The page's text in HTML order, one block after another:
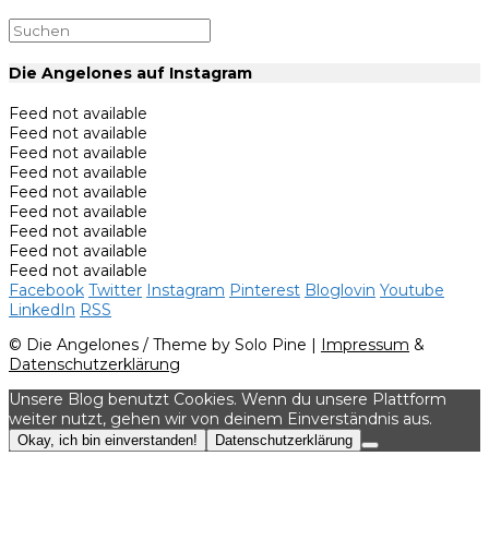
Die Angelones auf Instagram
Feed not available
Feed not available
Feed not available
Feed not available
Feed not available
Feed not available
Feed not available
Feed not available
Feed not available
Facebook Twitter Instagram Pinterest Bloglovin Youtube
LinkedIn RSS
© Die Angelones / Theme by Solo Pine | Impressum &
Datenschutzerklärung
Unsere Blog benutzt Cookies. Wenn du unsere Plattform
weiter nutzt, gehen wir von deinem Einverständnis aus.
Okay, ich bin einverstanden! Datenschutzerklärung